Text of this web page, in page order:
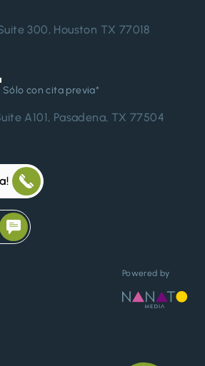
300, Houston TX 77018
Sólo con cita previa*
A101, Pasadena, TX 77504
Powered by